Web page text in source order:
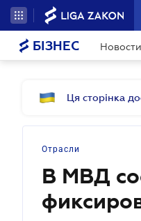
БІЗНЕС Новости
Ця сторінка
Отрасли
В МВД